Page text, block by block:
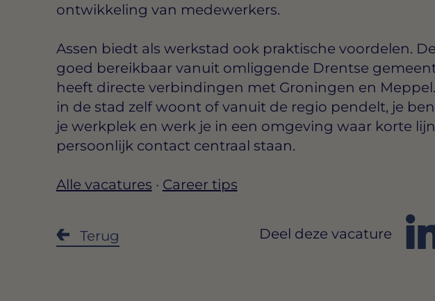
ontwikkeling van medewerkers.
Assen biedt als werkstad ook praktische voordelen.
goed bereikbaar vanuit omliggende Drentse
heeft directe verbindingen met Groningen en
in de stad zelf woont of vanuit de regio pendelt, je
je werkplek en werk je in een omgeving waar korte
persoonlijk contact centraal staan.
Alle vacatures · Career tips
Terug Deel deze vacature